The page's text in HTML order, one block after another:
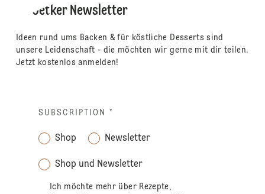
Dr. Oetker Newsletter
Ideen rund ums Backen & für köstliche Desserts sind
unsere Leidenschaft - die möchten wir gerne mit dir teilen.
Jetzt kostenlos anmelden!
SUBSCRIPTION *
Shop Newsletter
Shop und Newsletter
Ich möchte mehr über Rezepte,